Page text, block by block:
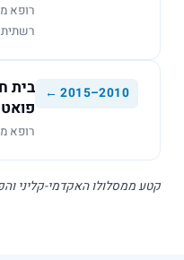
רופא מן
בית חולים
פואטייה
רופא מתמחה |
ממסלולו האקדמי-קליני והפרטי של